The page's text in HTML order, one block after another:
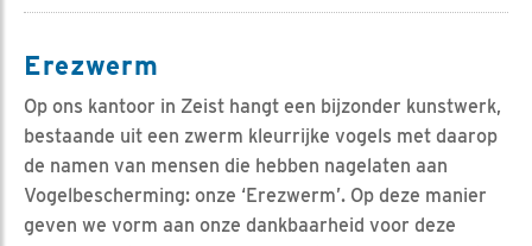
Erezwerm
Op ons kantoor in Zeist hangt een bijzonder kunstwerk,
bestaande uit een zwerm kleurrijke vogels met daarop
de namen van mensen die hebben nagelaten aan
Vogelbescherming: onze ‘Erezwerm’. Op deze manier
geven we vorm aan onze dankbaarheid voor deze